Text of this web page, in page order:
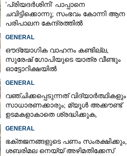
'പ്രിയദർശിനി' പാപ്പാനെ
ചവിട്ടിക്കൊന്നു; സംഭവം കോന്നി ആന
പരിപാലന കേന്ദ്രത്തിൽ
GENERAL
ഔദ്യോഗിക വാഹനം കണ്ടില്ല,
സുരേഷ് ഗോപിയുടെ യാത്ര വീണ്ടും
ഓട്ടോറിക്ഷയിൽ
GENERAL
വഞ്ചിക്കപ്പെടുന്നത് വിദ്യാർത്ഥികളും
സാധാരണക്കാരും; മ്യൂൾ അക്കൗണ്ട്
ഉടമകളാകാതെ ശ്രദ്ധിക്കുക,
GENERAL
ഭക്തജനങ്ങളുടെ പണം സംരക്ഷിക്കും,
ശബരിമല നെയ്യ് അഴിമതിക്കേസ്